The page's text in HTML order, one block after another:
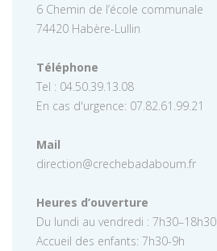
6 Chemin de l’école communale
74420 Habère-Lullin
Téléphone
Tel : 04.50.39.13.08
En cas d'urgence: 07.82.61.99.21
Mail
direction@crechebadaboum.fr
Heures d’ouverture
Du lundi au vendredi : 7h30–18h30
Accueil des enfants: 7h30-9h